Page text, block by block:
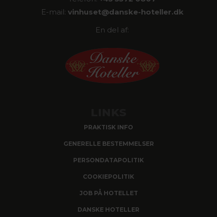
E-mail: vinhuset@danske-hoteller.dk
En del af:
PRAKTISK INFO
GENERELLE BESTEMMELSER
PERSONDATAPOLITIK
COOKIEPOLITIK
JOB PÅ HOTELLET
DANSKE HOTELLER